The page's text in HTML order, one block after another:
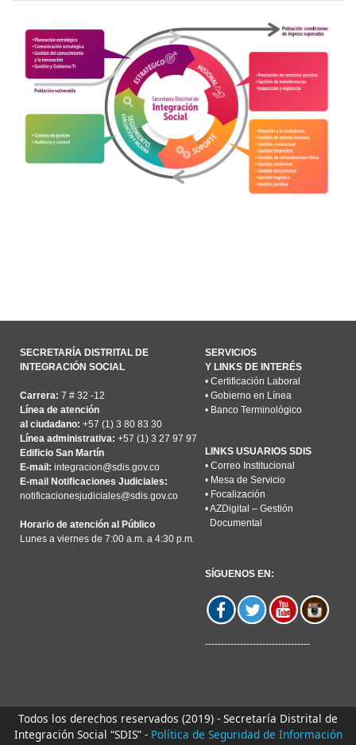
SECRETARÍA DISTRITAL DE
INTEGRACIÓN SOCIAL
Carrera: 7 # 32 -12
Línea de atención
al ciudadano: +57 (1) 3 80 83 30
Línea administrativa: +57 (1) 3 27 97 97
Edificio San Martín
E-mail: integracion@sdis.gov.co
E-mail Notificaciones Judiciales:
notificacionesjudiciales@sdis.gov.co
Horario de atención al Público
Lunes a viernes de 7:00 a.m. a 4:30 p.m.
SERVICIOS
Y LINKS DE INTERÉS
• Certificación Laboral
• Gobierno en Línea
• Banco Terminológico
LINKS USUARIOS SDIS
• Correo Institucional
• Mesa de Servicio
• Focalización
•AZDigital – Gestión
Documental
SÍGUENOS EN:
---------------------------------
Todos los derechos reservados (2019) - Secretaría Distrital de
Integración Social “SDIS” - Política de Seguridad de Información